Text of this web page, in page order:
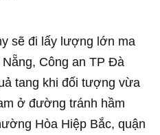
sẽ đi lấy lượng lớn ma
Công an TP Đà
tang khi đối tượng vừa
ở đường tránh hầm
Hòa Hiệp Bắc, quận